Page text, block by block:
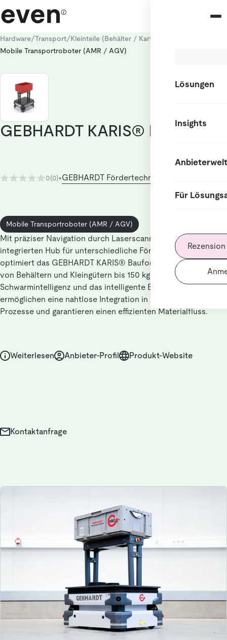
Lösungen
Insights
Anbieterwelt
Für
Hardware/Transport/Kleinteile (Behälter / Kartons)
Mobile Transportroboter (AMR / AGV)
GEBHARDT KARIS® Bauform 1
0(0)•GEBHARDT Fördertechnik GmbH
Mobile Transportroboter (AMR / AGV)
Mit präziser Navigation durch Laserscanner und einem
integrierten Hub für unterschiedliche Förderniveaus
optimiert das GEBHARDT KARIS® Bauform 1 den Transport
von Behältern und Kleingütern bis 150 kg. Die dezentrale
Schwarmintelligenz und das intelligente Batteriemanagement
ermöglichen eine nahtlose Integration in bestehende
Prozesse und garantieren einen effizienten Materialfluss.
Weiterlesen Anbieter-Profil Produkt-Website
Kontaktanfrage